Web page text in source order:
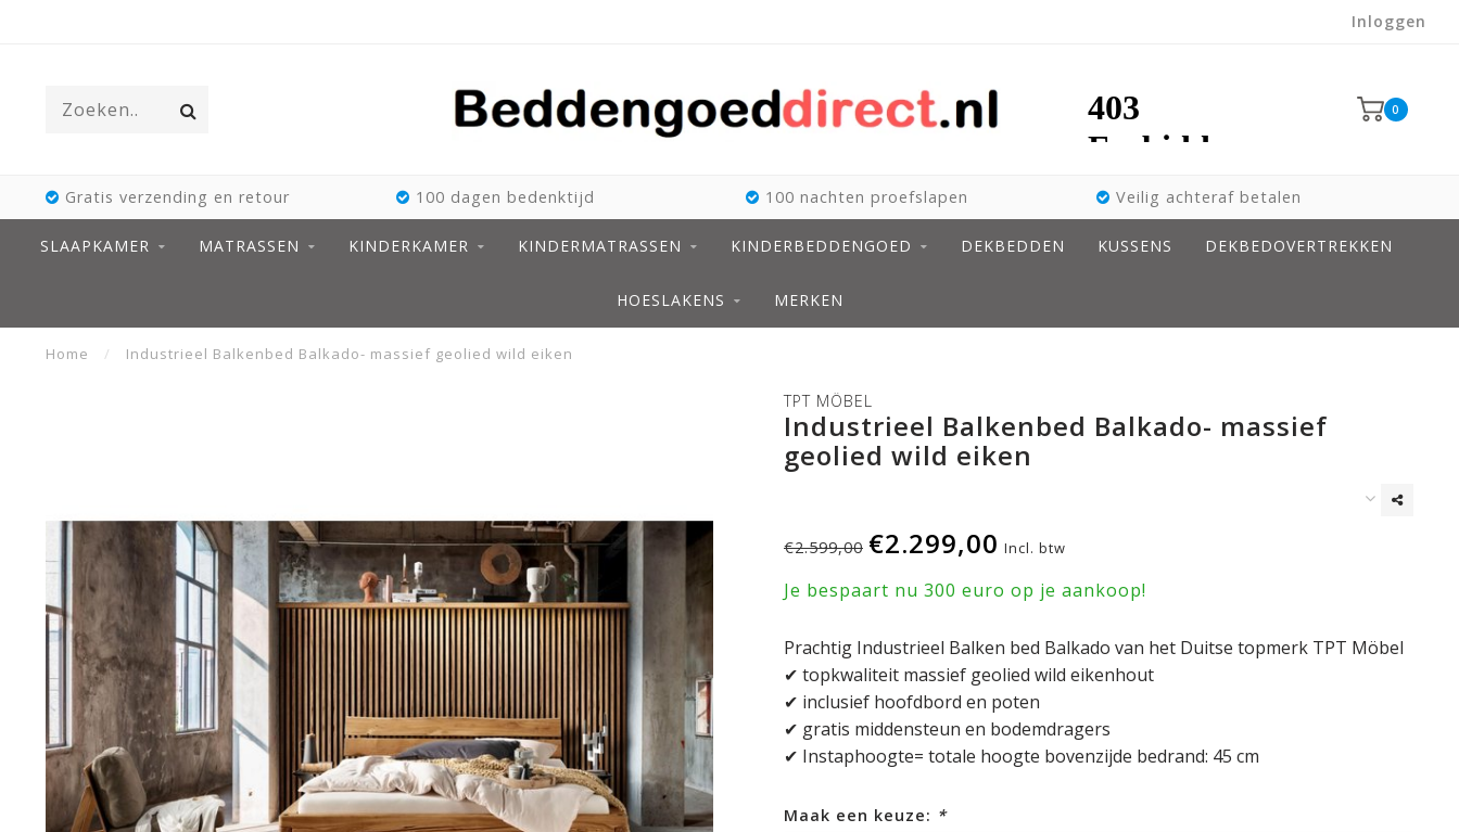
Inloggen
0
Gratis verzending en retour 100 dagen bedenktijd 100 nachten proefslapen Veilig achteraf betalen
SLAAPKAMER MATRASSEN KINDERKAMER KINDERMATRASSEN KINDERBEDDENGOED DEKBEDDEN KUSSENS DEKBEDOVERTREKKEN
HOESLAKENS MERKEN
Home / Industrieel Balkenbed Balkado- massief geolied wild eiken
TPT MÖBEL
Industrieel Balkenbed Balkado- massief
geolied wild eiken
€2.599,00 €2.299,00 Incl. btw
Je bespaart nu 300 euro op je aankoop!
Prachtig Industrieel Balken bed Balkado van het Duitse topmerk TPT Möbel
✔ topkwaliteit massief geolied wild eikenhout
✔ inclusief hoofdbord en poten
✔ gratis middensteun en bodemdragers
✔ Instaphoogte= totale hoogte bovenzijde bedrand: 45 cm
Maak een keuze: *